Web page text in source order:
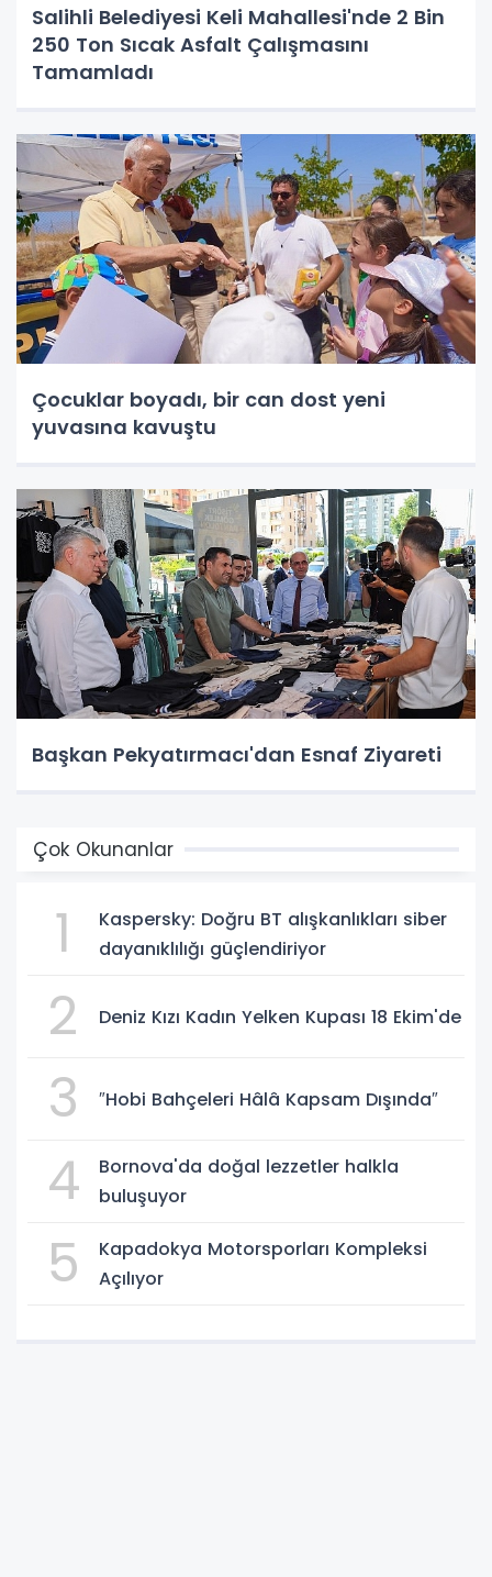
Salihli Belediyesi Keli Mahallesi'nde 2 Bin
250 Ton Sıcak Asfalt Çalışmasını
Tamamladı
Çocuklar boyadı, bir can dost yeni
yuvasına kavuştu
Başkan Pekyatırmacı'dan Esnaf Ziyareti
Çok Okunanlar
1
Kaspersky: Doğru BT alışkanlıkları siber
dayanıklılığı güçlendiriyor
2 Deniz Kızı Kadın Yelken Kupası 18 Ekim'de
3 ″Hobi Bahçeleri Hâlâ Kapsam Dışında″
4
Bornova'da doğal lezzetler halkla
buluşuyor
5
Kapadokya Motorsporları Kompleksi
Açılıyor